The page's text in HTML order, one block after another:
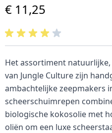
€ 11,25
Het assortiment natuurlijke,
van Jungle Culture zijn
ambachtelijke zeepmakers
scheerschuimrepen
biologische kokosolie met
oliën om een ​​luxe